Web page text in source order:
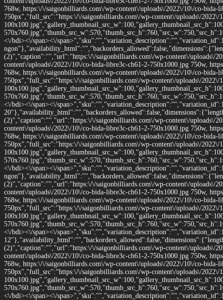
768w, https:\/\/saigonbilliards.com\/wp-content\/uploads\/2022\/10\/co-
750px","full_src":"https:\/\/saigonbilliards.com\/wp-content\/uploads\/
<\/bdi><\/span><\/
(2)","caption":"","url":"https:\/\/saigonbilliards.com\/wp-content\/uploads\/
content\/uploads\/2022\/10\/co-bida-libre3c-ch61-2-750x1000.jpg 750w,
768w, https:\/\/saigonbilliards.com\/wp-content\/uploads\/2022\/10\/co-
750px","full_src":"https:\/\/saigonbilliards.com\/wp-content\/uploads\/
<\/bdi><\/span><\/
(2)","caption":"","url":"https:\/\/saigonbilliards.com\/wp-content\/uploads\/
content\/uploads\/2022\/10\/co-bida-libre3c-ch61-2-750x1000.jpg 750w,
768w, https:\/\/saigonbilliards.com\/wp-content\/uploads\/2022\/10\/co-
750px","full_src":"https:\/\/saigonbilliards.com\/wp-content\/uploads\/
<\/bdi><\/span><\/
(2)","caption":"","url":"https:\/\/saigonbilliards.com\/wp-content\/uploads\/
content\/uploads\/2022\/10\/co-bida-libre3c-ch61-2-750x1000.jpg 750w,
768w, https:\/\/saigonbilliards.com\/wp-content\/uploads\/2022\/10\/co-
750px","full_src":"https:\/\/saigonbilliards.com\/wp-content\/uploads\/
<\/bdi><\/span><\/
(2)","caption":"","url":"https:\/\/saigonbilliards.com\/wp-content\/uploads\/
content\/uploads\/2022\/10\/co-bida-libre3c-ch61-2-750x1000.jpg 750w,
768w, https:\/\/saigonbilliards.com\/wp-content\/uploads\/2022\/10\/co-
750px","full_src":"https:\/\/saigonbilliards.com\/wp-content\/uploads\/
<\/bdi><\/span><\/